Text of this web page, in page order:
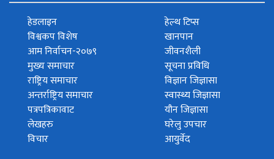
हेडलाइन
विश्वकप विशेष
आम निर्वाचन-२०७९
मुख्य समाचार
राष्ट्रिय समाचार
अन्तर्राष्ट्रिय समाचार
पत्रपत्रिकावाट
लेखहरु
विचार
हेल्थ टिप्स
खानपान
जीवनशैली
सूचना प्रविधि
विज्ञान जिज्ञासा
स्वास्थ्य जिज्ञासा
यौन जिज्ञासा
घरेलु उपचार
आयुर्वेद